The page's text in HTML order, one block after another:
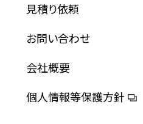
見積り依頼
お問い合わせ
会社概要
個人情報等保護方針